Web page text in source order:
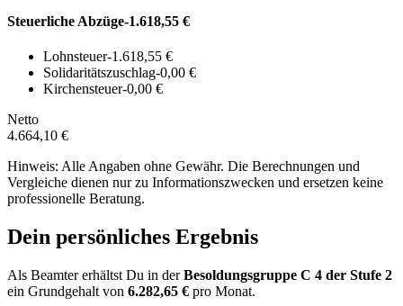
Steuerliche Abzüge-1.618,55 €
Lohnsteuer-1.618,55 €
Solidaritätszuschlag-0,00 €
Kirchensteuer-0,00 €
Netto
4.664,10 €
Hinweis: Alle Angaben ohne Gewähr. Die Berechnungen und
Vergleiche dienen nur zu Informationszwecken und ersetzen keine
professionelle Beratung.
Dein persönliches Ergebnis
Als Beamter erhältst Du in derBesoldungsgruppe C 4 der Stufe 2
ein Grundgehalt von 6.282,65 € pro Monat.